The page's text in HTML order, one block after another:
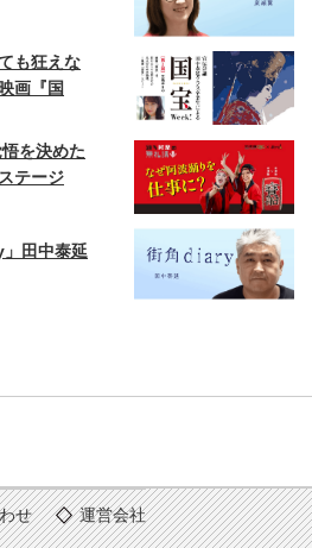
も狂えな
画『国
を決めた
テージ
田中泰延
せ 運営会社